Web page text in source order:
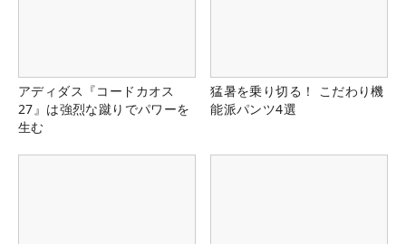
アディダス『コードカオス
27』は強烈な蹴りでパワーを
生む
猛暑を乗り切る！ こだわり機
能派パンツ4選